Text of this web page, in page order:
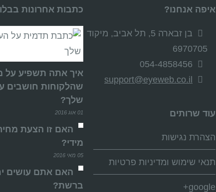
איפה אנחנו?
בן זבארה 5, תל אביב, מיקוד
6970705
054-4858456
support@eyeweb.co.il
עוד שרותים
הצהרת נגישות
תנאי שימוש ומדיניות פרטיות
google+
כתבות אחרונות
איך אתה תשפיע על
שהלקוחות חושבים
שלך?
01 אוג 2016
האם זו הצעת
מידי?
05 מאי 2016
האם אתם עושים
ברשת?